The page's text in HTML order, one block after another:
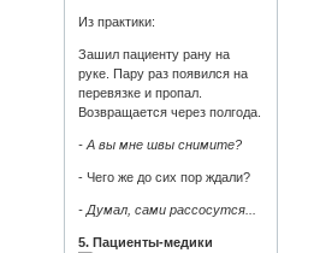
Из практики:
Зашил пациенту рану на
руке. Пару раз появился на
перевязке и пропал.
Возвращается через полгода.
- А вы мне швы снимите?
- Чего же до сих пор ждали?
- Думал, сами рассосутся...
5. Пациенты-медики